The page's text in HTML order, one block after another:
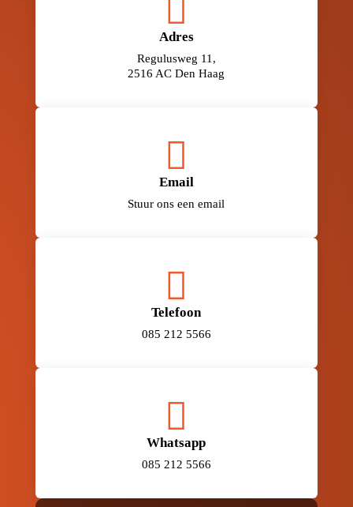

Adres
Regulusweg 11,
2516 AC Den Haag

Email
Stuur ons een email

Telefoon
085 212 5566

Whatsapp
085 212 5566